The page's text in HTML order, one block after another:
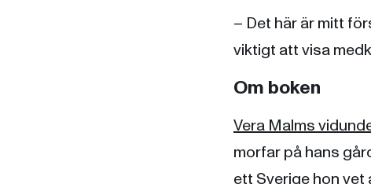
– Det här är mitt
viktigt att visa
Om boken
Vera Malms
morfar på hans
ett Sverige hon vet